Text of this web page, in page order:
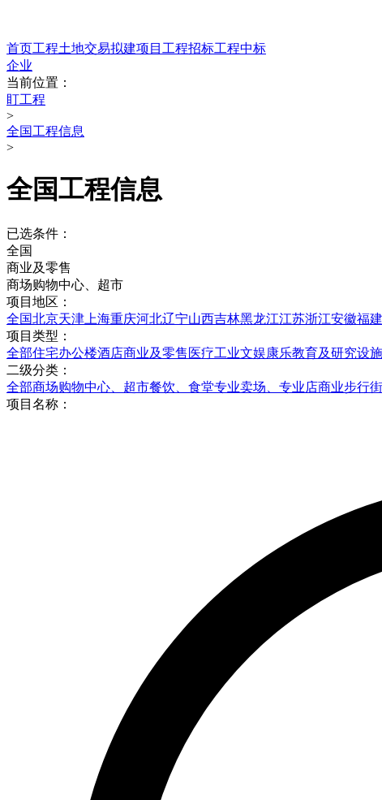
首页工程土地交易拟建项目 工程招标工程中标
企业
当前位置：
盯工程
>
全国工程信息
>
全国工程信息
已选条件：
全国
商业及零售
商场购物中心、超市
项目地区：
全国北京天津 上海重庆河北辽宁山西吉林黑龙江江苏浙江安徽福建
项目类型：
全部住宅办公楼酒店商业及零售 医疗工业文娱康乐教育及研究设施
二级分类：
全部商场购物中心、超市餐饮、食堂专业卖场、专业店商业步行街
项目名称：